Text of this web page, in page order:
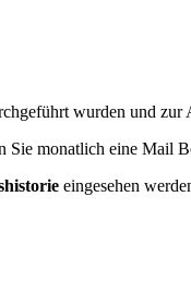
wurden und zur
Sie monatlich eine Mail
eingesehen